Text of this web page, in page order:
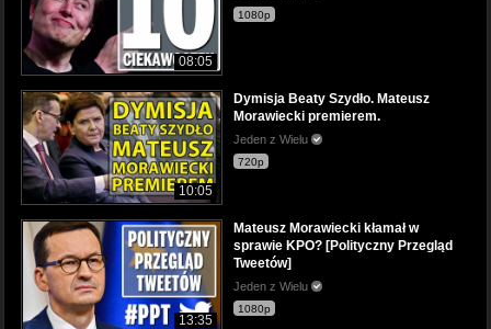
08:05
1080p
10:05
Dymisja Beaty Szydło. Mateusz
Morawiecki premierem.
Jeden z Wielu
720p
13:35
Mateusz Morawiecki kłamał w
sprawie KPO? [Polityczny Przegląd
Tweetów]
Jeden z Wielu
1080p